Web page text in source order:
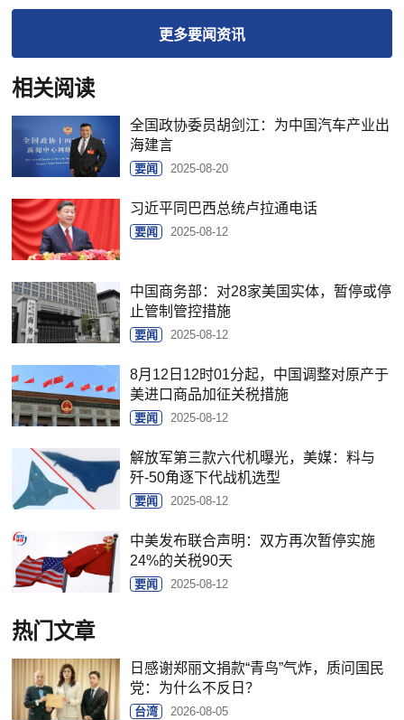
更多要闻资讯
相关阅读
全国政协委员胡剑江：为中国汽车产业出
海建言
要闻 2025-08-20
习近平同巴西总统卢拉通电话
要闻 2025-08-12
中国商务部：对28家美国实体，暂停或停
止管制管控措施
要闻 2025-08-12
8月12日12时01分起，中国调整对原产于
美进口商品加征关税措施
要闻 2025-08-12
解放军第三款六代机曝光，美媒：料与
歼-50角逐下代战机选型
要闻 2025-08-12
中美发布联合声明：双方再次暂停实施
24%的关税90天
要闻 2025-08-12
热门文章
日感谢郑丽文捐款“青鸟”气炸，质问国民
党：为什么不反日？
台湾 2026-08-05